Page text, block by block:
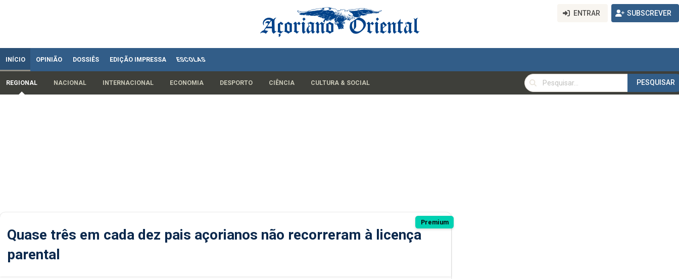
ENTRAR SUBSCREVER
INÍCIO OPINIÃO DOSSIÊS EDIÇÃO IMPRESSA ESCOLAS
REGIONAL NACIONAL INTERNACIONAL ECONOMIA DESPORTO CIÊNCIA CULTURA & SOCIAL
PESQUISAR
PESQUISAR
Premium
Quase três em cada dez pais açorianos não recorreram à licença
parental